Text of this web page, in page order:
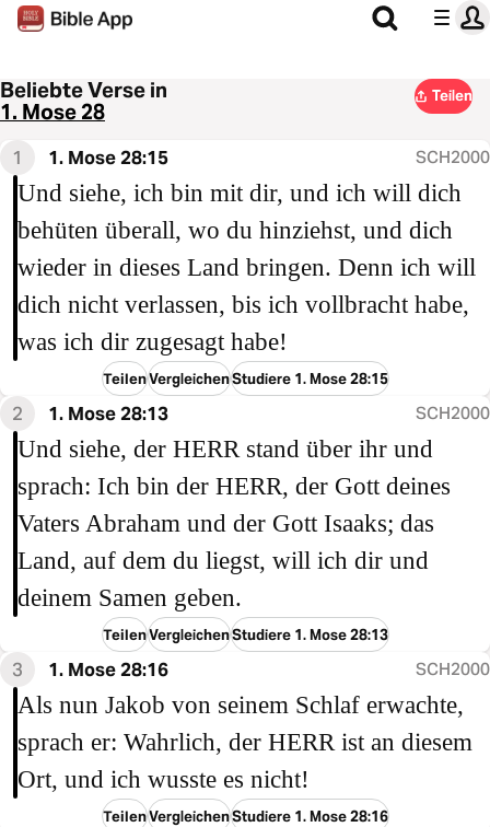
Beliebte Verse in
1. Mose 28
Teilen
1 1. Mose 28:15 SCH2000
Und siehe, ich bin mit dir, und ich will dich
behüten überall, wo du hinziehst, und dich
wieder in dieses Land bringen. Denn ich will
dich nicht verlassen, bis ich vollbracht habe,
was ich dir zugesagt habe!
TeilenVergleichenStudiere 1. Mose 28:15
2 1. Mose 28:13 SCH2000
Und siehe, der HERR stand über ihr und
sprach: Ich bin der HERR, der Gott deines
Vaters Abraham und der Gott Isaaks; das
Land, auf dem du liegst, will ich dir und
deinem Samen geben.
TeilenVergleichenStudiere 1. Mose 28:13
3 1. Mose 28:16 SCH2000
Als nun Jakob von seinem Schlaf erwachte,
sprach er: Wahrlich, der HERR ist an diesem
Ort, und ich wusste es nicht!
TeilenVergleichenStudiere 1. Mose 28:16